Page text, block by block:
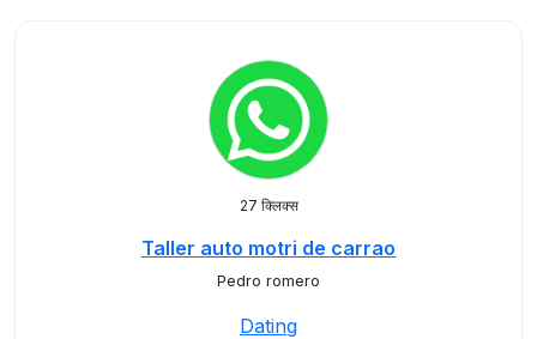
27 क्लिक्स
Taller auto motri de carrao
Pedro romero
Dating